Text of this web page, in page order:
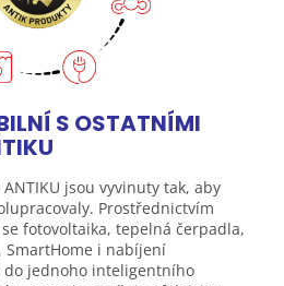
S OSTATNÍMI
jsou vyvinuty tak, aby
Prostřednictvím
se fotovoltaika, tepelná čerpadla,
SmartHome i nabíjení
jednoho inteligentního